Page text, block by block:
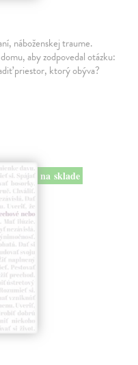
náboženskej traume.
aby zodpovedal otázku:
priestor, ktorý obýva?
na sklade